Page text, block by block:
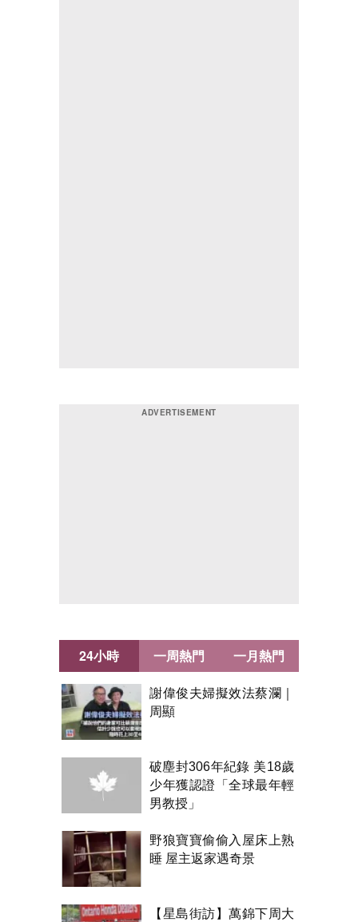
24小時
謝偉俊夫婦擬效法蔡瀾｜
周顯
破塵封306年紀錄 美18歲
少年獲認證「全球最年輕
男教授」
野狼寶寶偷偷入屋床上熟
睡 屋主返家遇奇景
【星島街訪】萬錦下周大
一周熱門 一月熱門